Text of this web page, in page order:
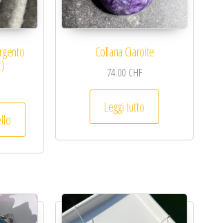
Collana Ciaroite
74.00 CHF
Leggi tutto